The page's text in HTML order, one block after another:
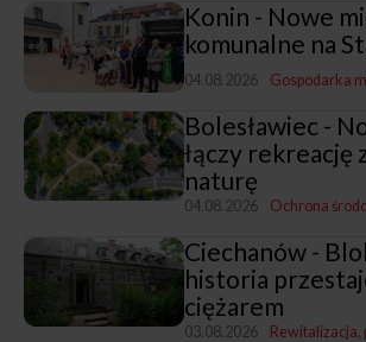
Konin - Nowe
komunalne na
04.08.2026
Bolesławiec -
łączy rekreację
naturę
04.08.2026 Ochrona
Ciechanów -
historia
ciężarem
03.08.2026